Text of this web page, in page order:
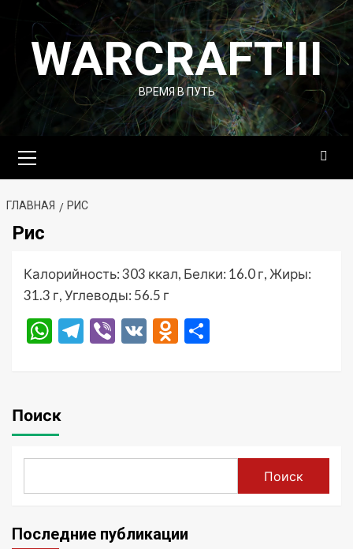
Перейти
содержимому
WARCRAFTIII
ВРЕМЯ В ПУТЬ
меню
ГЛАВНАЯ РИС
Рис
Калорийность: 303 ккал, Белки: 16.0 г, Жиры:
31.3 г, Углеводы: 56.5 г
WhatsApp
Telegram
Viber
VK Odnoklassniki
Поиск
Поиск
Последние публикации